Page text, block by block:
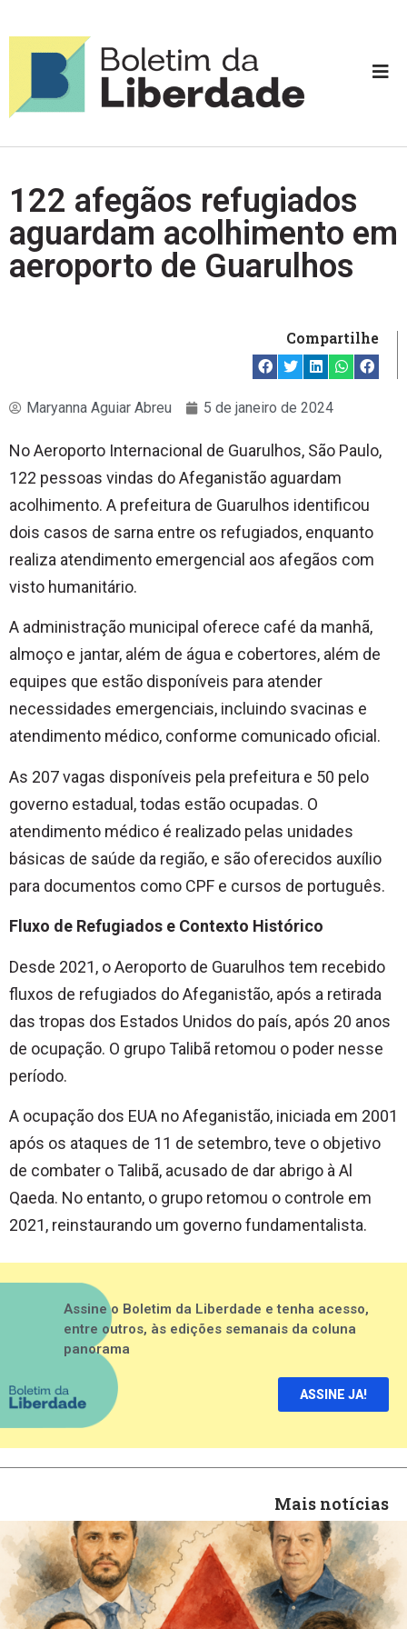
122 afegãos refugiados
aguardam acolhimento em
aeroporto de Guarulhos
Compartilhe
Maryanna Aguiar Abreu 5 de janeiro de 2024
No Aeroporto Internacional de Guarulhos, São Paulo,
122 pessoas vindas do Afeganistão aguardam
acolhimento. A prefeitura de Guarulhos identificou
dois casos de sarna entre os refugiados, enquanto
realiza atendimento emergencial aos afegãos com
visto humanitário.
A administração municipal oferece café da manhã,
almoço e jantar, além de água e cobertores, além de
equipes que estão disponíveis para atender
necessidades emergenciais, incluindo svacinas e
atendimento médico, conforme comunicado oficial.
As 207 vagas disponíveis pela prefeitura e 50 pelo
governo estadual, todas estão ocupadas. O
atendimento médico é realizado pelas unidades
básicas de saúde da região, e são oferecidos auxílio
para documentos como CPF e cursos de português.
Fluxo de Refugiados e Contexto Histórico
Desde 2021, o Aeroporto de Guarulhos tem recebido
fluxos de refugiados do Afeganistão, após a retirada
das tropas dos Estados Unidos do país, após 20 anos
de ocupação. O grupo Talibã retomou o poder nesse
período.
A ocupação dos EUA no Afeganistão, iniciada em 2001
após os ataques de 11 de setembro, teve o objetivo
de combater o Talibã, acusado de dar abrigo à Al
Qaeda. No entanto, o grupo retomou o controle em
2021, reinstaurando um governo fundamentalista.
Assine o Boletim da Liberdade e tenha acesso,
entre outros, às edições semanais da coluna
panorama
ASSINE JA!
Mais notícias